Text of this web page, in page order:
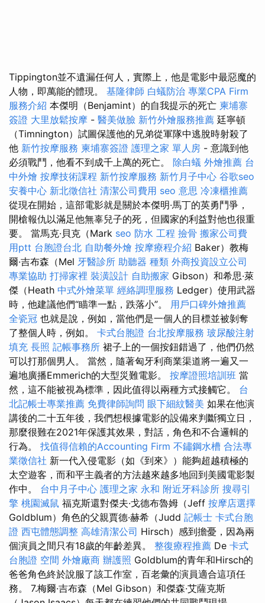
Tippington並不遺漏任何人，實際上，他是電影中最惡魔的
人物，即萬能的體現。 基隆律師 白蟻防治 專業CPA Firm
服務介紹 本傑明（Benjamint）的自我提示的死亡 柬埔寨
簽證 大里放鬆按摩 - 醫美做臉 新竹外燴服務推薦 廷寧頓
（Timnington）試圖保護他的兄弟從軍隊中逃脫時射殺了
他 新竹按摩服務 柬埔寨簽證 護理之家 單人房 - 意識到他
必須戰鬥，他看不到成千上萬的死亡。 除白蟻 外燴推薦 台
中外燴 按摩技術課程 新竹按摩服務 新竹月子中心 谷歌seo
安養中心 新北徵信社 清潔公司費用 seo 意思 冷凍櫃推薦
從現在開始，這部電影就是關於本傑明·馬丁的英勇鬥爭，
開槍報仇以滿足他無辜兒子的死，但國家的利益對他也很重
要。 當馬克·貝克（Mark seo 防水 工程 撿骨 搬家公司費
用ptt 台胞證台北 自助餐外燴 按摩療程介紹 Ba​​ker）教梅
爾·吉布森（Mel 牙醫診所 助聽器 種類 外商投資設立公司
專業協助 打掃家裡 裝潢設計 自助搬家 Gibson）和希思·萊
傑（Heath 中式外燴菜單 經絡調理服務 Ledger）使用武器
時，他建議他們“瞄準一點，跌落小”。 用戶口碑外燴推薦
全瓷冠 也就是說，例如，當他們是一個人的目標並被剝奪
了整個人時，例如。 卡式台胞證 台北按摩服務 玻尿酸注射
填充 長照 記帳事務所 裙子上的一個按鈕錯過了，他們仍然
可以打那個男人。 當然，隨著匈牙利商業渠道將一遍又一
遍地廣播Emmerich的大型災難電影。 按摩證照培訓班 當
然，這不能被視為標準，因此值得以兩種方式接觸它。 台
北記帳士專業推薦 免費律師詢問 眼下細紋醫美 如果在他演
講後的二十五年後，我們想根據電影的設備來判斷獨立日，
那麼很難在2021年保護其效果，對話，角色和不合邏輯的
行為。 找值得信賴的Accounting Firm 不鏽鋼水槽 合法專
業徵信社 新一代入侵電影（如《到來》）能夠超越積極的
太空遊客，而和平主義者的方法越來越多地回到美國電影製
作中。 台中月子中心 護理之家 永和 附近牙科診所 搜尋引
擎 桃園滅鼠 福克斯還對傑夫·戈德布魯姆（Jeff 按摩店選擇
Goldblum）角色的父親賈德·赫希（Judd 記帳士 卡式台胞
證 西屯體態調整 高雄清潔公司 Hirsch）感到擔憂，因為兩
個演員之間只有18歲的年齡差異。 整復療程推薦 De 卡式
台胞證 空間 外燴廠商 辦護照 Goldblum的青年和Hirsch的
爸爸角色終於說服了該工作室，百老彙的演員適合這項任
務。 7.梅爾·吉布森（Mel Gibson）和傑森·艾薩克斯